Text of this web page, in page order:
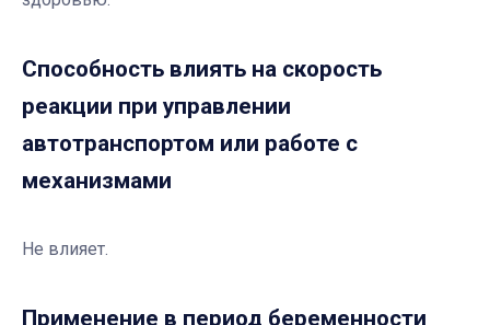
Способность влиять на скорость
реакции при управлении
автотранспортом или работе с
механизмами
Не влияет.
Применение в период беременности